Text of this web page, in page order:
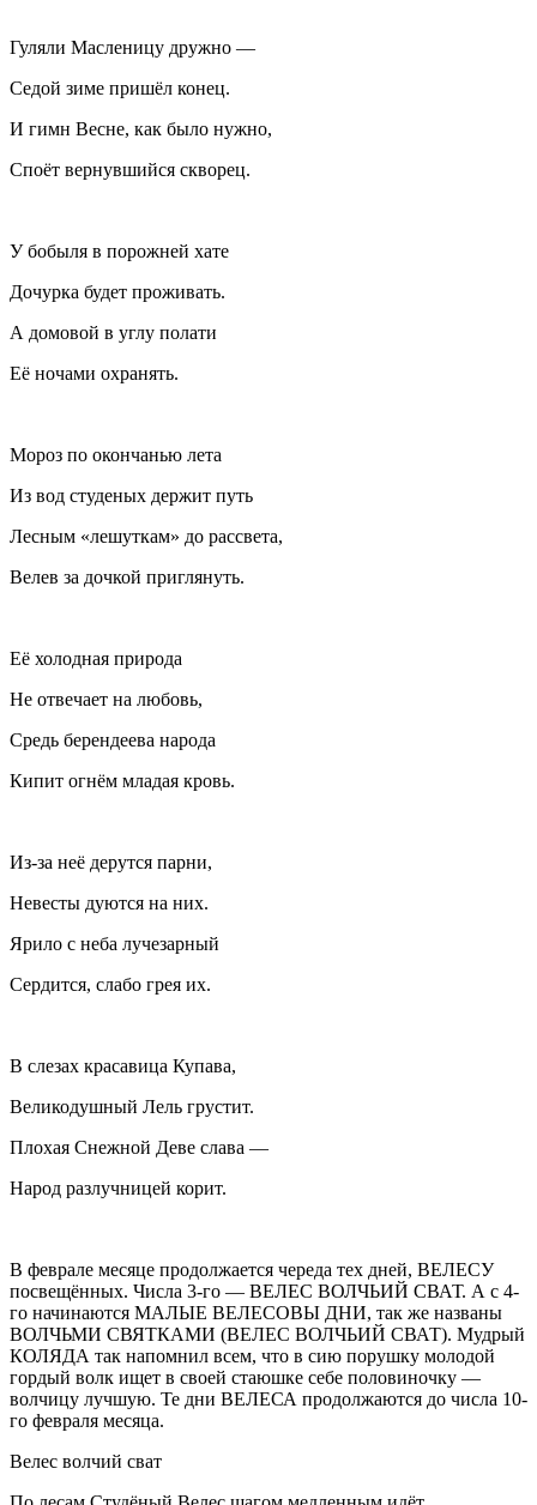
Гуляли Масленицу дружно —
Седой зиме пришёл конец.
И гимн Весне, как было нужно,
Споёт вернувшийся скворец.
У бобыля в порожней хате
Дочурка будет проживать.
А домовой в углу полати
Её ночами охранять.
Мороз по окончанью лета
Из вод студеных держит путь
Лесным «лешуткам» до рассвета,
Велев за дочкой приглянуть.
Её холодная природа
Не отвечает на любовь,
Средь берендеева народа
Кипит огнём младая кровь.
Из-за неё дерутся парни,
Невесты дуются на них.
Ярило с неба лучезарный
Сердится, слабо грея их.
В слезах красавица Купава,
Великодушный Лель грустит.
Плохая Снежной Деве слава —
Народ разлучницей корит.
В феврале месяце продолжается череда тех дней, ВЕЛЕСУ
посвещённых. Числа 3-го — ВЕЛЕС ВОЛЧЬИЙ СВАТ. А с 4-
го начинаются МАЛЫЕ ВЕЛЕСОВЫ ДНИ, так же названы
ВОЛЧЬМИ СВЯТКАМИ (ВЕЛЕС ВОЛЧЬИЙ СВАТ). Мудрый
КОЛЯДА так напомнил всем, что в сию порушку молодой
гордый волк ищет в своей стаюшке себе половиночку —
волчицу лучшую. Те дни ВЕЛЕСА продолжаются до числа 10-
го февраля месяца.
Велес волчий сват